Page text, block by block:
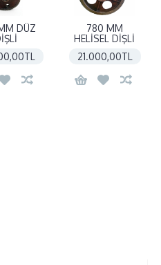
DÜZ
780 MM
HELİSEL DİŞLİ
21.000,00TL